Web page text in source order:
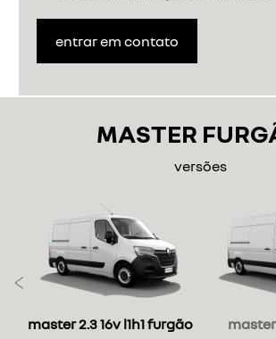
entrar em contato
MASTER
versões
master 2.3 16v l1h1 furgão
master
Anterior